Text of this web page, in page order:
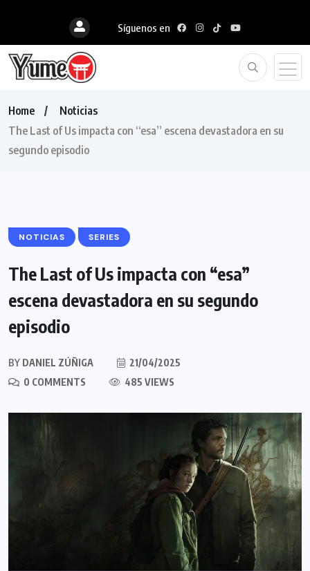
Síguenos en
Home
Noticias
The Last of Us impacta con “esa” escena devastadora en su
segundo episodio
NOTICIAS SERIES
The Last of Us impacta con “esa”
escena devastadora en su segundo
episodio
BY DANIEL ZÚÑIGA
21/04/2025
0 COMMENTS
485 VIEWS